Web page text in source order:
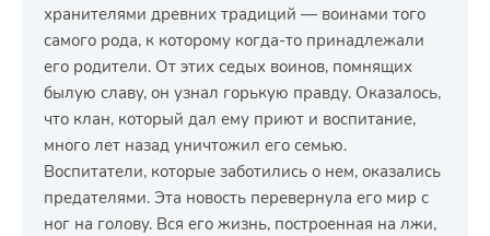
хранителями древних традиций — воинами того
самого рода, к которому когда-то принадлежали
его родители. От этих седых воинов, помнящих
былую славу, он узнал горькую правду. Оказалось,
что клан, который дал ему приют и воспитание,
много лет назад уничтожил его семью.
Воспитатели, которые заботились о нем, оказались
предателями. Эта новость перевернула его мир с
ног на голову. Вся его жизнь, построенная на лжи,